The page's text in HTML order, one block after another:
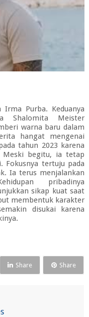
Purba. Keduanya
Shalomita Meister
warna baru dalam
hangat mengenai
tahun 2023 karena
Meski begitu, ia tetap
Fokusnya tertuju pada
Ia terus menjalankan
pribadinya
sikap kuat saat
membentuk karakter
disukai karena
Share Share